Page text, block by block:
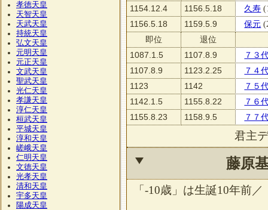
1154.12.4
1156.5.18 久寿
1156.5.18
1159.5.9 保元
即位
退位
1087.1.5
1107.8.9
７３
1107.8.9
1123.2.25
７４
1123
1142
７５
1142.1.5
1155.8.22
７６
1155.8.23
1158.9.5 ７７
君主
藤原
「-10歳」は生誕10年前
孝徳天皇
天智天皇
天武天皇
持統天皇
弘文天皇
元明天皇
元正天皇
文武天皇
聖武天皇
光仁天皇
孝謙天皇
淳仁天皇
桓武天皇
平城天皇
淳和天皇
嵯峨天皇
仁明天皇
文徳天皇
光孝天皇
清和天皇
宇多天皇
陽成天皇